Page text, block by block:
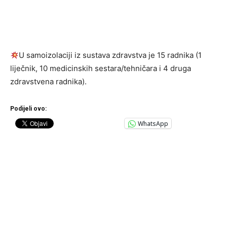
U samoizolaciji iz sustava zdravstva je 15 radnika (1
liječnik, 10 medicinskih sestara/tehničara i 4 druga
zdravstvena radnika).
Podijeli ovo:
WhatsApp